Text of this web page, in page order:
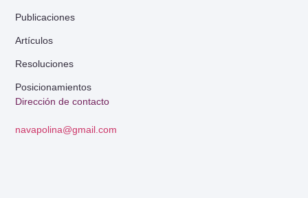
Dirección de contacto
navapolina@gmail.com
Publicaciones
Artículos
Resoluciones
Posicionamientos